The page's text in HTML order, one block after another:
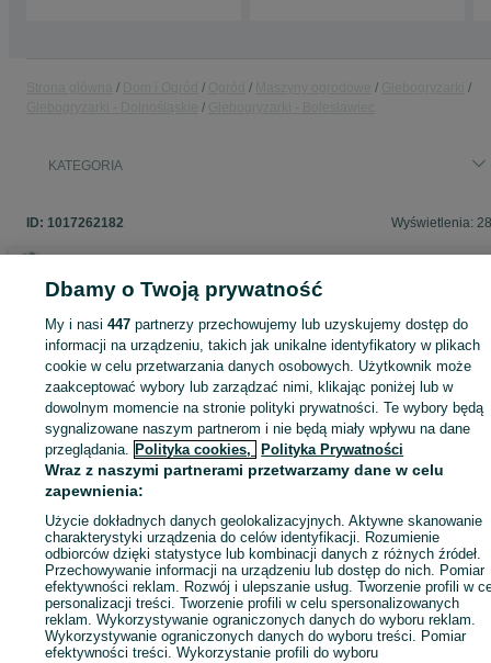
KATEGORIA
ID: 1017262182 Wyświetlenia:
Zaloguj się lub załóż konto na OLX, aby skontaktować się z
sprzedającym
Zaloguj się / Załóż konto
Zadzwoń / SMS Wyślij wiadomość
Dbamy o Twoją prywatność
My i nasi447 partnerzy przechowujemy lub uzyskujemy dostęp do
informacji na urządzeniu, takich jak unikalne identyfikatory w plikach
cookie w celu przetwarzania danych osobowych. Użytkownik może
zaakceptować wybory lub zarządzać nimi, klikając poniżej lub w
dowolnym momencie na stronie polityki prywatności. Te wybory będą
sygnalizowane naszym partnerom i nie będą miały wpływu na dane
przeglądania. Polityka cookies, Polityka Prywatności
Wraz z naszymi partnerami przetwarzamy dane w celu
zapewnienia:
Użycie dokładnych danych geolokalizacyjnych. Aktywne skanowanie
charakterystyki urządzenia do celów identyfikacji. Rozumienie
odbiorców dzięki statystyce lub kombinacji danych z różnych źródeł.
Przechowywanie informacji na urządzeniu lub dostęp do nich. Pomiar
efektywności reklam. Rozwój i ulepszanie usług. Tworzenie profili w
personalizacji treści. Tworzenie profili w celu spersonalizowanych
reklam. Wykorzystywanie ograniczonych danych do wyboru reklam.
Wykorzystywanie ograniczonych danych do wyboru treści. Pomiar
efektywności treści. Wykorzystanie profili do wyboru